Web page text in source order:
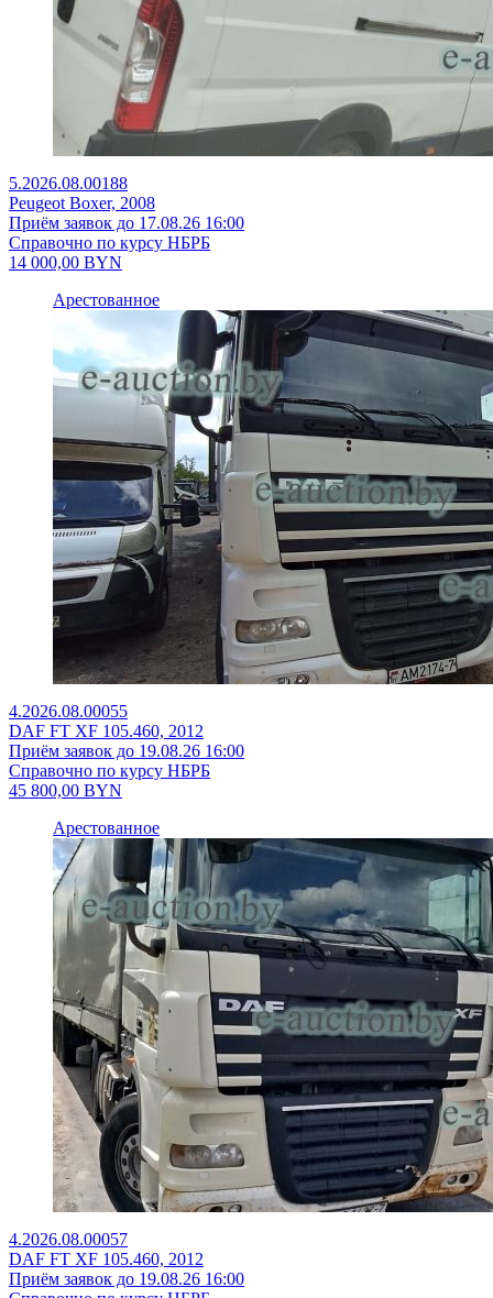
5.2026.08.00188
Peugeot Boxer, 2008
Приём заявок до 17.08.26 16:00
Справочно по курсу НБРБ
14 000,00 BYN
Арестованное
4.2026.08.00055
DAF FT XF 105.460, 2012
Приём заявок до 19.08.26 16:00
Справочно по курсу НБРБ
45 800,00 BYN
Арестованное
4.2026.08.00057
DAF FT XF 105.460, 2012
Приём заявок до 19.08.26 16:00